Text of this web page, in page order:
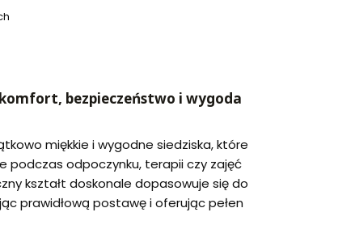
bezpieczeństwo i wygoda
miękkie i wygodne siedziska, które
podczas odpoczynku, terapii czy zajęć
kształt doskonale dopasowuje się do
prawidłową postawę i oferując pełen